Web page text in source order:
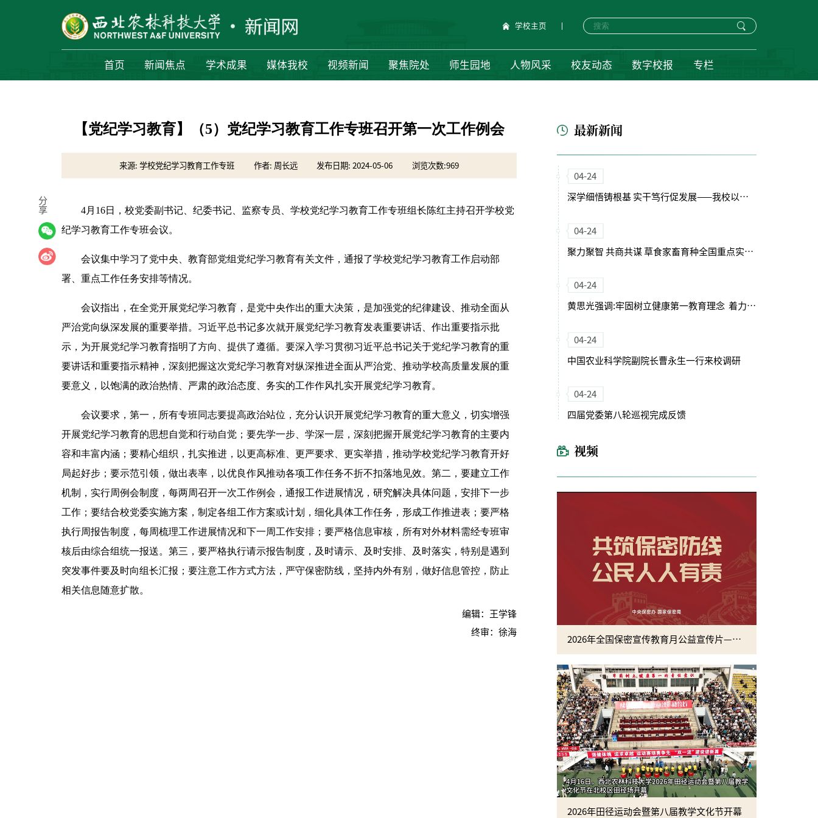
学校主页
首页 新闻焦点 学术成果 媒体我校 视频新闻 聚焦院处 师生园地 人物风采 校友动态 数字校报 专栏
【党纪学习教育】（5）党纪学习教育工作专班召开第一次工作例会
来源: 学校党纪学习教育工作专班 作者: 周长远 发布日期: 2024-05-06 浏览次数:969
4月16日，校党委副书记、纪委书记、监察专员、学校党纪学习教育工作专班组长陈红主持召开学校党
纪学习教育工作专班会议。
会议集中学习了党中央、教育部党组党纪学习教育有关文件，通报了学校党纪学习教育工作启动部
署、重点工作任务安排等情况。
会议指出，在全党开展党纪学习教育，是党中央作出的重大决策，是加强党的纪律建设、推动全面从
严治党向纵深发展的重要举措。习近平总书记多次就开展党纪学习教育发表重要讲话、作出重要指示批
示，为开展党纪学习教育指明了方向、提供了遵循。要深入学习贯彻习近平总书记关于党纪学习教育的重
要讲话和重要指示精神，深刻把握这次党纪学习教育对纵深推进全面从严治党、推动学校高质量发展的重
要意义，以饱满的政治热情、严肃的政治态度、务实的工作作风扎实开展党纪学习教育。
会议要求，第一，所有专班同志要提高政治站位，充分认识开展党纪学习教育的重大意义，切实增强
开展党纪学习教育的思想自觉和行动自觉；要先学一步、学深一层，深刻把握开展党纪学习教育的主要内
容和丰富内涵；要精心组织，扎实推进，以更高标准、更严要求、更实举措，推动学校党纪学习教育开好
局起好步；要示范引领，做出表率，以优良作风推动各项工作任务不折不扣落地见效。第二，要建立工作
机制，实行周例会制度，每两周召开一次工作例会，通报工作进展情况，研究解决具体问题，安排下一步
工作；要结合校党委实施方案，制定各组工作方案或计划，细化具体工作任务，形成工作推进表；要严格
执行周报告制度，每周梳理工作进展情况和下一周工作安排；要严格信息审核，所有对外材料需经专班审
核后由综合组统一报送。第三，要严格执行请示报告制度，及时请示、及时安排、及时落实，特别是遇到
突发事件要及时向组长汇报；要注意工作方式方法，严守保密防线，坚持内外有别，做好信息管控，防止
相关信息随意扩散。
编辑：王学锋
终审：徐海
分
享
最新新闻
04-24
深学细悟铸根基 实干笃行促发展——我校以正确政绩观引领“十五五”开局新征程
04-24
聚力聚智 共商共谋 草食家畜育种全国重点实验室（筹）学术委员会会议召开
04-24
黄思光强调:牢固树立健康第一教育理念 着力培养德智体美劳全面发展的卓越农林人才
04-24
中国农业科学院副院长曹永生一行来校调研
04-24
四届党委第八轮巡视完成反馈
视频
2026年全国保密宣传教育月公益宣传片—方寸之间
2026年田径运动会暨第八届教学文化节开幕